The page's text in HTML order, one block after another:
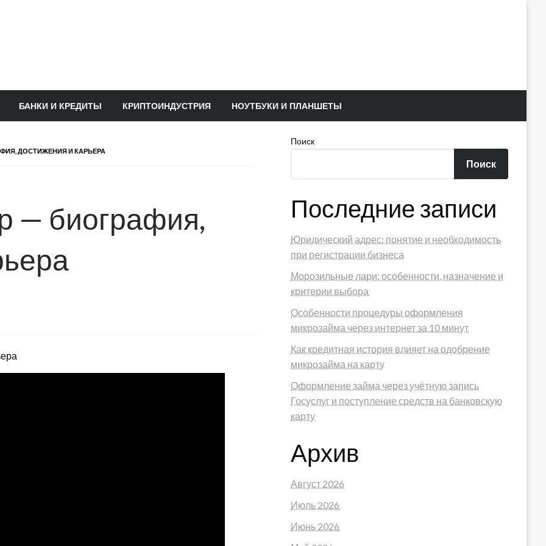
БАНКИ И КРЕДИТЫ КРИПТОИНДУСТРИЯ НОУТБУКИ И ПЛАНШЕТЫ
ДОСТИЖЕНИЯ И КАРЬЕРА
— биография,
Поиск
Поиск
Последние записи
Юридический адрес: понятие и необходимость
при регистрации бизнеса
Морозильные лари: особенности, назначение и
критерии выбора
Особенности процедуры оформления
микрозайма через интернет за 10 минут
Как кредитная история влияет на одобрение
микрозайма на карту
Оформление займа через учётную запись
Госуслуг и поступление средств на банковскую
карту
Архив
Август 2026
Июль 2026
Июнь 2026